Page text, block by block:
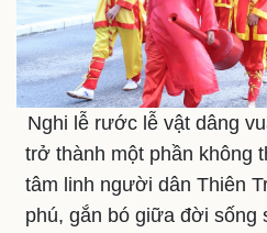
Nghi lễ rước lễ vật dâng
trở thành một phần không
tâm linh người dân Thiên
phú, gắn bó giữa đời sống